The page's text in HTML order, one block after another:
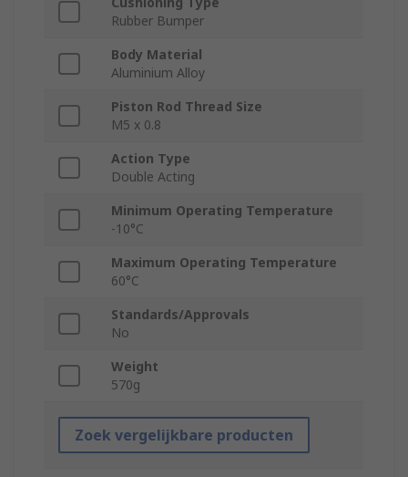
Rubber Bumper
Body Material
Aluminium Alloy
Piston Rod Thread Size
M5 x 0.8
Action Type
Double Acting
Minimum Operating Temperature
-10°C
Maximum Operating Temperature
60°C
Standards/Approvals
No
Weight
570g
Zoek vergelijkbare producten